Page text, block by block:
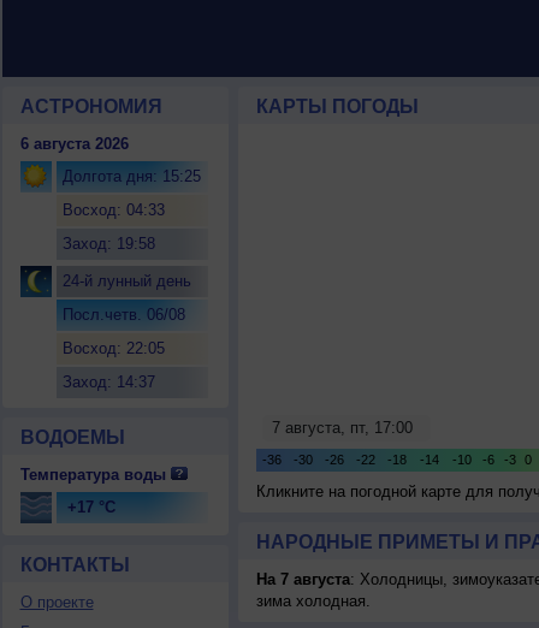
АСТРОНОМИЯ
6 августа 2026
Долгота дня: 15:25
Восход: 04:33
Заход: 19:58
24-й лунный день
Посл.четв. 06/08
Восход: 22:05
Заход: 14:37
ВОДОЕМЫ
Температура воды
+17 °C
КОНТАКТЫ
О проекте
КАРТЫ ПОГОДЫ
Кликните на погодной карте для
НАРОДНЫЕ ПРИМЕТЫ И
На 7 августа: Холодницы,
зима холодная.